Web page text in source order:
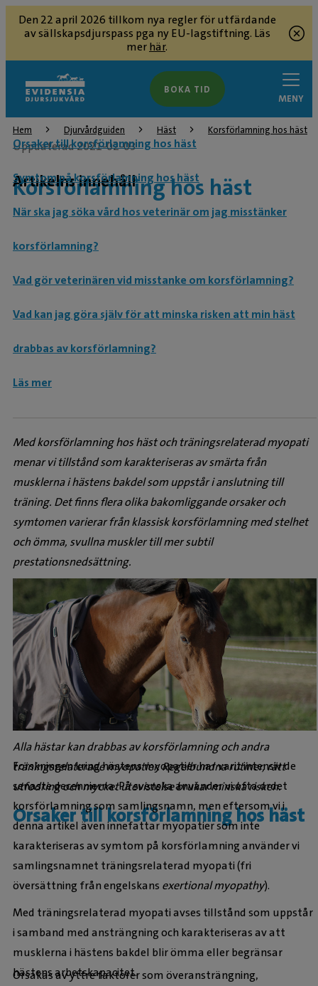
Den 22 april 2026 tillkom nya regler för utfärdande
av sällskapsdjurspass pga ny EU-lagstiftning. Läs
merhär.
BOKA TID
MENY
Hem Djurvårdguiden Häst Korsförlamning hos häst
Korsförlamning hos häst
Uppdaterad 2021-02-03
Artikelns innehåll
Orsaker till korsförlamning hos häst
Symtom på korsförlamning hos häst
När ska jag söka vård hos veterinär om jag misstänker
korsförlamning?
Vad gör veterinären vid misstanke om korsförlamning?
Vad kan jag göra själv för att minska risken att min häst
drabbas av korsförlamning?
Läs mer
Med korsförlamning hos häst och träningsrelaterad myopati
menar vi tillstånd som karakteriseras av smärta från
musklerna i hästens bakdel som uppstår i anslutning till
träning. Det finns flera olika bakomliggande orsaker och
symtomen varierar från klassisk korsförlamning med stelhet
och ömma, svullna muskler till mer subtil
prestationsnedsättning.
Alla hästar kan drabbas av korsförlamning och andra
träningsrelaterade myopatier. Regelbundna rutiner, rätt
utfodring och mycket utevistelse brukar minska risken.
Orsaker till korsförlamning hos häst
Forskningen kring hästens myopatier har varit intensiv de
senaste decennierna. På svenska använder vi ofta ordet
korsförlamning som samlingsnamn, men eftersom vi i
denna artikel även innefattar myopatier som inte
karakteriseras av symtom på korsförlamning använder vi
samlingsnamnet träningsrelaterad myopati (fri
översättning från engelskans exertional myopathy).
Med träningsrelaterad myopati avses tillstånd som uppstår
i samband med ansträngning och karakteriseras av att
musklerna i hästens bakdel blir ömma eller begränsar
hästens arbetskapacitet.
Orsakas av yttre faktorer som överansträngning,